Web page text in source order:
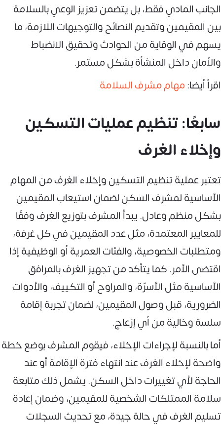
الجانب المادي فقط، بل يتضمن تعزيز الوعي بالسلامة
بين المقيمين وتقديم النصائح والتوجيهات اللازمة، ما
يسهم في الوقاية من الحوادث وتحقيق الانضباط
والأمان داخل المنشأة بشكل مستمر.
اقرأ أيضا:مهام مشرف السلامة
سابعًا: تنظيم عمليات التسكين
وإخلاء الغرف
تعتبر عملية تنظيم التسكين وإخلاء الغرف من المهام
الأساسية لمشرف السكن لضمان استيعاب المقيمين
بشكل منظم وعادل. يبدأ المشرف بتوزيع الغرف وفقًا
للمعايير المعتمدة، مثل عدد المقيمين في كل غرفة،
ومتطلبات الخصوصية، والفئات العمرية أو الوظيفية إذا
اقتضى الأمر. كما يتأكد من تجهيز الغرف بالمرافق
الأساسية مثل الأسرّة، والمراوح أو التكييف، والأدوات
الضرورية، قبل وصول المقيمين، لضمان تجربة إقامة
سلسة وخالية من أي إزعاج.
أما بالنسبة لإجراءات الإخلاء، فيقوم المشرف بوضع خطة
واضحة لإخلاء الغرف عند انتهاء فترة الإقامة أو عند
الحاجة لأي تغييرات داخل السكن. يشمل ذلك متابعة
سلامة الممتلكات الشخصية للمقيمين، وضمان إعادة
تسليم الغرف في حالة جيدة، مع تحديث السجلات